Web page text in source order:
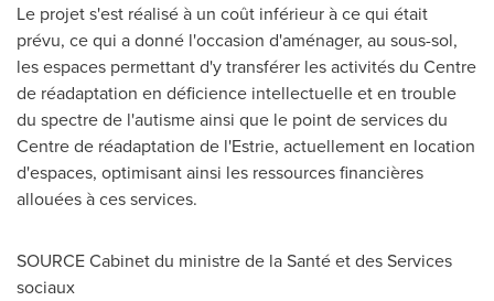
Le projet s'est réalisé à un coût inférieur à ce qui était
prévu, ce qui a donné l'occasion d'aménager, au sous-sol,
les espaces permettant d'y transférer les activités du Centre
de réadaptation en déficience intellectuelle et en trouble
du spectre de l'autisme ainsi que le point de services du
Centre de réadaptation de l'Estrie, actuellement en location
d'espaces, optimisant ainsi les ressources financières
allouées à ces services.
SOURCE Cabinet du ministre de la Santé et des Services
sociaux